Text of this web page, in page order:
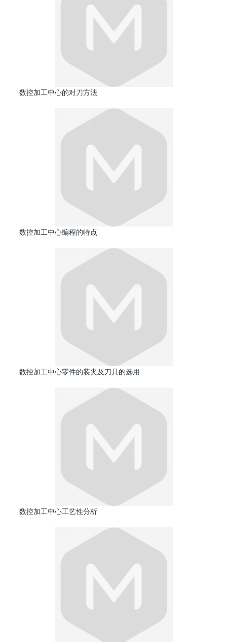
数控加工中心的对刀方法
数控加工中心编程的特点
数控加工中心零件的装夹及刀具的选用
数控加工中心工艺性分析